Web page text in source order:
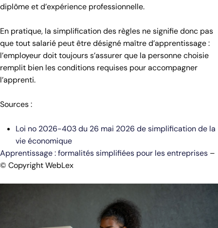
diplôme et d’expérience professionnelle.
En pratique, la simplification des règles ne signifie donc pas
que tout salarié peut être désigné maître d’apprentissage :
l’employeur doit toujours s’assurer que la personne choisie
remplit bien les conditions requises pour accompagner
l’apprenti.
Sources :
Loi no 2026-403 du 26 mai 2026 de simplification de la
vie économique
Apprentissage : formalités simplifiées pour les entreprises –
© Copyright WebLex